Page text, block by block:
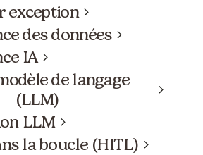
exception
des données
IA
de langage
(LLM)
LLM
la boucle (HITL)